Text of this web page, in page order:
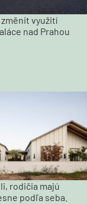
využití
nad Prahou
rodičia majú
podľa seba.